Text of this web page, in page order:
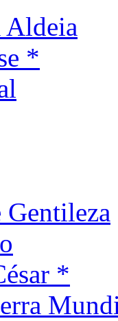
Aldeia
*
*